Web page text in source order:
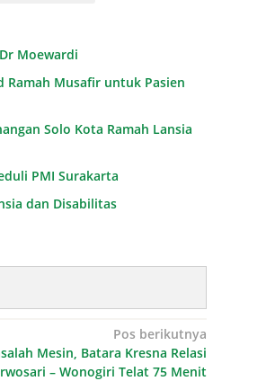
Moewardi
Ramah Musafir untuk Pasien
Solo Kota Ramah Lansia
PMI Surakarta
dan Disabilitas
Pos berikutnya
Mesin, Batara Kresna Relasi
– Wonogiri Telat 75 Menit